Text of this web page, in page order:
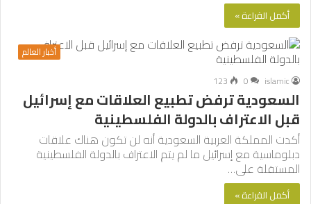
أكمل القراءة »
أخبار العالم
islamic
0
123
السعودية ترفض تطبيع العلاقات مع إسرائيل
قبل الاعتراف بالدولة الفلسطينية
أكدت المملكة العربية السعودية أنه لن تكون هناك علاقات
دبلوماسية مع إسرائيل ما لم يتم الاعتراف بالدولة الفلسطينية
المستقلة على…
أكمل القراءة »